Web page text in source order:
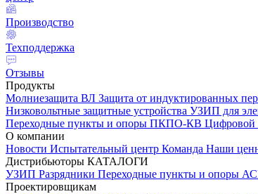
Производство
Техподдержка
Отзывы
Продукты
Молниезащита ВЛ Защита от индуктированных
Низковольтные защитные устройства УЗИП для
Переходные пункты и опоры ПКПО-КВ
О компании
Новости Испытательный центр Команда Наши
Дистрибьюторы КАТАЛОГИ
УЗИП Разрядники Переходные пункты и опоры
Проектировщикам